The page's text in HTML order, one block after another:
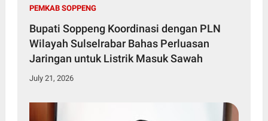
PEMKAB SOPPENG
Bupati Soppeng Koordinasi dengan PLN
Wilayah Sulselrabar Bahas Perluasan
Jaringan untuk Listrik Masuk Sawah
July 21, 2026